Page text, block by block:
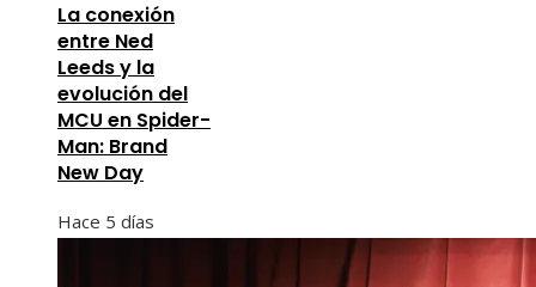
La conexión
entre Ned
Leeds y la
evolución del
MCU en Spider-
Man: Brand
New Day
Hace 5 días